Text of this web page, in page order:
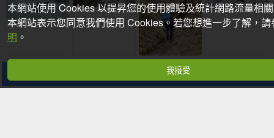
分享
本網站使用 Cookies 以提昇您的使用體驗及統計網路流量相
本網站表示您同意我們使用 Cookies。若您想進一步了解，
明 。
我接受